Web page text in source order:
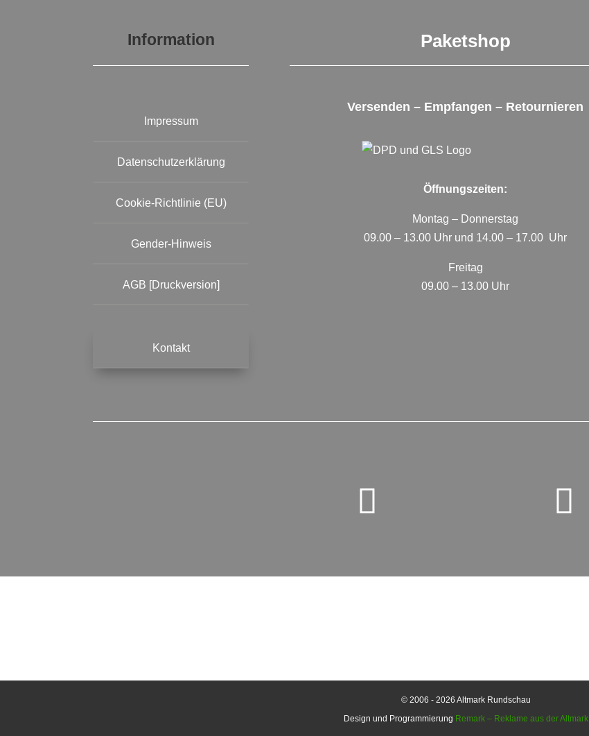
Information
Impressum
Datenschutzerklärung
Cookie-Richtlinie (EU)
Gender-Hinweis
AGB [Druckversion]
Kontakt
Paketshop
Versenden – Empfangen – Retournieren
Öffnungszeiten:
Montag – Donnerstag
09.00 – 13.00 Uhr und 14.00 – 17.00 Uhr
Freitag
09.00 – 13.00 Uhr
© 2006 - 2026 Altmark Rundschau
Design und Programmierung Remark – Reklame aus der Altmark